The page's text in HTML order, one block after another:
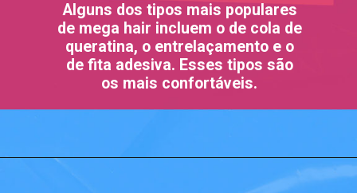
Alguns dos tipos mais populares
de mega hair incluem o de cola de
queratina, o entrelaçamento e o
de fita adesiva. Esses tipos são
os mais confortáveis.